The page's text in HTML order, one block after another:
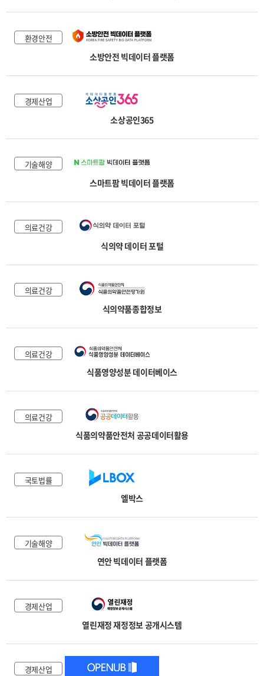
환경안전
소방안전 빅데이터 플랫폼
경제산업
소상공인365
기술해양
스마트팜 빅데이터 플랫폼
의료건강
식의약 데이터 포털
의료건강
식의약품종합정보
의료건강
식품영양성분 데이터베이스
의료건강
식품의약품안전처 공공데이터활용
국토법률
엘박스
기술해양
연안 빅데이터 플랫폼
경제산업
열린재정 재정정보 공개시스템
경제산업